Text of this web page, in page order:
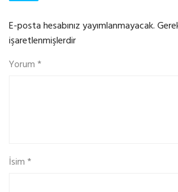
E-posta hesabınız yayımlanmayacak.
işaretlenmişlerdir
Yorum*
İsim*